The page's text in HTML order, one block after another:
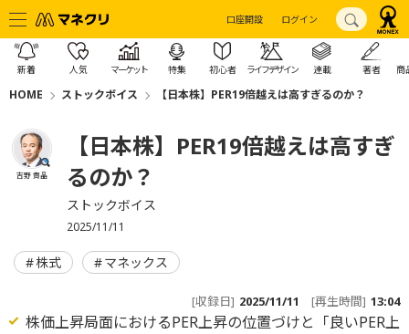
口座開設 ログイン
新着 人気 マーケット 特集 初心者 ライフデザイン 連載 著者 商
HOME ストックボイス 【日本株】PER19倍越えは高すぎるのか？
吉野 貴晶
【日本株】PER19倍越えは高すぎ
るのか？
ストックボイス
2025/11/11
株式 マネックス
[収録日] 2025/11/11 [再生時間] 13:04
株価上昇局面におけるPER上昇の位置づけと「良いPER上